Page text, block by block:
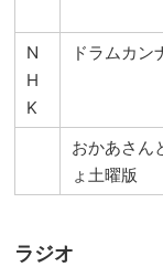
N
H
K
ドラムカン
おかあさん
ょ土曜版
ラジオ